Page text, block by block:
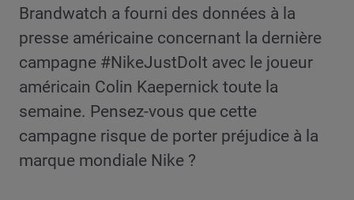
Brandwatch a fourni des données à la
presse américaine concernant la dernière
campagne #NikeJustDoIt avec le joueur
américain Colin Kaepernick toute la
semaine. Pensez-vous que cette
campagne risque de porter préjudice à la
marque mondiale Nike ?